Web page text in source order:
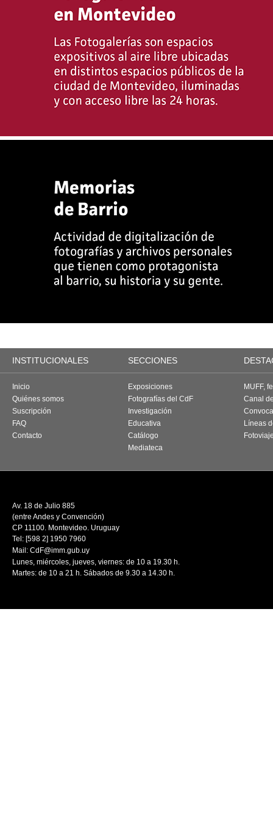
INSTITUCIONALES SECCIONES
Inicio
Quiénes somos
Suscripción
FAQ
Contacto
Exposiciones
Fotografías del CdF
Investigación
Educativa
Catálogo
Mediateca
MUFF,
Canal
Líneas
Av. 18 de Julio 885
(entre Andes y Convención)
CP 11100. Montevideo. Uruguay
Tel: [598 2] 1950 7960
Mail: CdF@imm.gub.uy
Lunes, miércoles, jueves, viernes: de 10 a 19.30 h.
Martes: de 10 a 21 h. Sábados de 9.30 a 14.30 h.